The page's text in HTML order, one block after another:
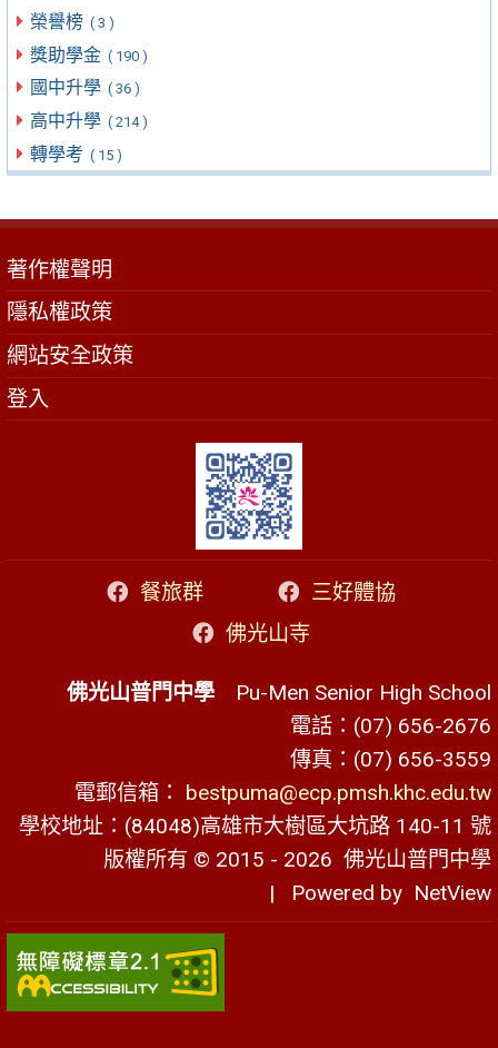
榮譽榜 ( 3 )
獎助學金 ( 190 )
國中升學 ( 36 )
高中升學 ( 214 )
轉學考 ( 15 )
著作權聲明
隱私權政策
網站安全政策
登入
餐旅群
三好體協
佛光山寺
佛光山普門中學 Pu-Men Senior High School
電話：(07) 656-2676
傳真：(07) 656-3559
電郵信箱： bestpuma@ecp.pmsh.khc.edu.tw
學校地址：(84048)高雄市大樹區大坑路 140-11 號
版權所有 © 2015 - 2026 佛光山普門中學
| Powered by NetView